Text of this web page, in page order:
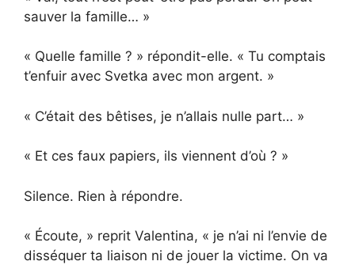
sauver la famille… »
« Quelle famille ? » répondit-elle. « Tu comptais
t’enfuir avec Svetka avec mon argent. »
« C’était des bêtises, je n’allais nulle part… »
« Et ces faux papiers, ils viennent d’où ? »
Silence. Rien à répondre.
« Écoute, » reprit Valentina, « je n’ai ni l’envie de
disséquer ta liaison ni de jouer la victime. On va